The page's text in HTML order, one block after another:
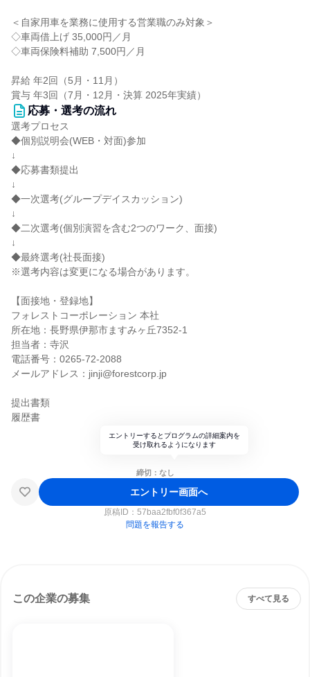
＜自家用車を業務に使用する営業職のみ対象＞
◇車両借上げ 35,000円／月
◇車両保険料補助 7,500円／月
昇給 年2回（5月・11月）
賞与 年3回（7月・12月・決算 2025年実績）
応募・選考の流れ
選考プロセス
◆個別説明会(WEB・対面)参加
↓
◆応募書類提出
↓
◆一次選考(グループデイスカッション)
↓
◆二次選考(個別演習を含む2つのワーク、面接)
↓
◆最終選考(社長面接)
※選考内容は変更になる場合があります。
【面接地・登録地】
フォレストコーポレーション 本社
所在地：長野県伊那市ますみヶ丘7352-1
担当者：寺沢
電話番号：0265-72-2088
メールアドレス：jinji@forestcorp.jp
提出書類
履歴書
エントリーするとプログラムの詳細案内を
受け取れるようになります
締切：なし
エントリー画面へ
原稿ID： 57baa2fbf0f367a5
問題を報告する
この企業の募集 すべて見る